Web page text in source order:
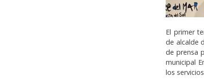
El primer
de alcalde
de prensa
municipal
los